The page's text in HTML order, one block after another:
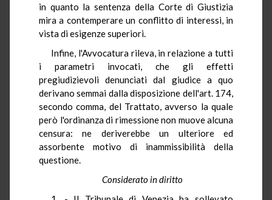
in quanto la sentenza della Corte di Giustizia
mira a contemperare un conflitto di interessi, in
vista di esigenze superiori.
Infine, l'Avvocatura rileva, in relazione a tutti
i parametri invocati, che gli effetti
pregiudizievoli denunciati dal giudice a quo
derivano semmai dalla disposizione dell'art. 174,
secondo comma, del Trattato, avverso la quale
però l'ordinanza di rimessione non muove alcuna
censura: ne deriverebbe un ulteriore ed
assorbente motivo di inammissibilità della
questione.
Considerato in diritto